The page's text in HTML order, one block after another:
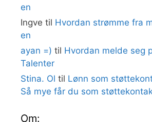
en
Ingve til Hvordan strømme fra
en
ayan =) til Hvordan melde seg
Talenter
Stina. Ol til Lønn som
Så mye får du som
Om: